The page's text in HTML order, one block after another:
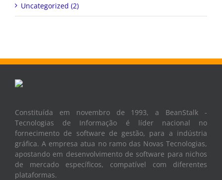
Uncategorized (2)
Constituída em novembro de 1993, a BeanStalk -
Tecnologias de Informação é líder nacional no
fornecimento de software de gestão, para a indústria
gráfica. A empresa atua no ramo das Novas Tecnologias,
apostando em desenvolvimento de software para nichos
de mercado específicos, compatível com diferentes
plataformas.